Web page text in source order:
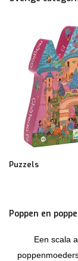
Puzzels
Poppen en
Een scala